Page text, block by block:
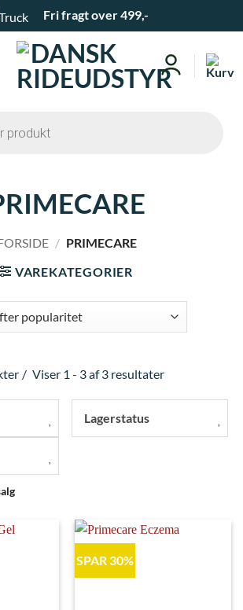
Fri fragt over 499,-
/ PRIMECARE
VAREKATEGORIER
Viser 1 - 3 af 3 resultater
Lagerstatus
SPAR 30%